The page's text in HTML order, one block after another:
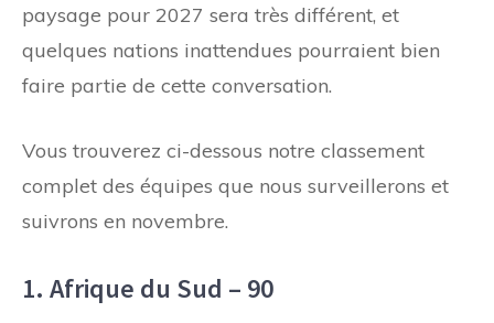
paysage pour 2027 sera très différent, et
quelques nations inattendues pourraient bien
faire partie de cette conversation.
Vous trouverez ci-dessous notre classement
complet des équipes que nous surveillerons et
suivrons en novembre.
1. Afrique du Sud – 90